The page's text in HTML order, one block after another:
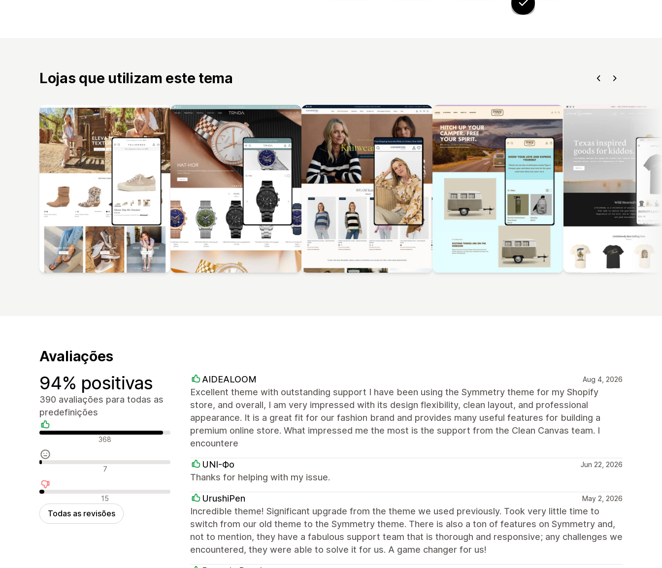
Lojas que utilizam este tema
Avaliações
94% positivas
390 avaliações para todas as
predefinições
Avaliações positivas
368
Avaliações neutras
7
Avaliações negativas
15
Todas as revisões
AIDEALOOM Aug 4, 2026
Excellent theme with outstanding support I have been using the Symmetry theme for my Shopify
store, and overall, I am very impressed with its design flexibility, clean layout, and professional
appearance. It is a great fit for our fashion brand and provides many useful features for building a
premium online store. What impressed me the most is the support from the Clean Canvas team. I
encountere
UNI-Фо Jun 22, 2026
Thanks for helping with my issue.
UrushiPen May 2, 2026
Incredible theme! Significant upgrade from the theme we used previously. Took very little time to
switch from our old theme to the Symmetry theme. There is also a ton of features on Symmetry and,
not to mention, they have a fabulous support team that is thorough and responsive; any challenges we
encountered, they were able to solve it for us. A game changer for us!